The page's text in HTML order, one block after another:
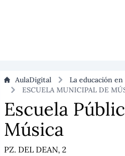
AulaDigital La educación en
ESCUELA MUNICIPAL DE
Escuela
Música
PZ. DEL DEAN, 2